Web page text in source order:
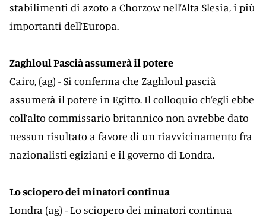
stabilimenti di azoto a Chorzow nell’Alta Slesia, i più
importanti dell’Europa.
Zaghloul Pascià assumerà il potere
Cairo, (ag) - Si conferma che Zaghloul pascià
assumerà il potere in Egitto. Il colloquio ch’egli ebbe
coll’alto commissario britannico non avrebbe dato
nessun risultato a favore di un riavvicinamento fra
nazionalisti egiziani e il governo di Londra.
Lo sciopero dei minatori continua
Londra (ag) - Lo sciopero dei minatori continua